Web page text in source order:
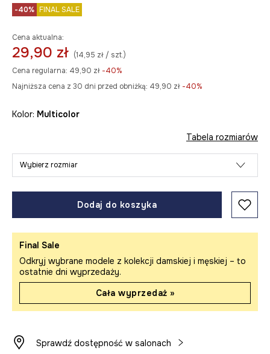
-40% FINAL SALE
Cena aktualna:
29,90 zł (14,95 zł / szt.)
Cena regularna: 49,90 zł -40%
Najniższa cena z 30 dni przed obniżką: 49,90 zł -40%
Kolor: multicolor
Tabela rozmiarów
Wybierz rozmiar
Dodaj do koszyka
Final Sale
Odkryj wybrane modele z kolekcji damskiej i męskiej – to
ostatnie dni wyprzedaży.
Cała wyprzedaż »
Sprawdź dostępność w salonach